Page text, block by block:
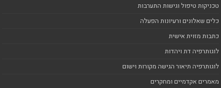
טכניקות טיפול וגישות התערבות
כלים שאלונים ורעיונות הפעלה
כתבות מזוית אישית
לוגותרפיה דת ויהדות
לוגותרפיה תיאור הגישה מקורות וישום
מאמרים אקדמיים ומחקרים